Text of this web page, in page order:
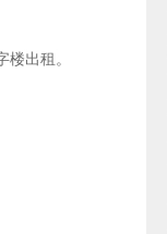
楼出租 。